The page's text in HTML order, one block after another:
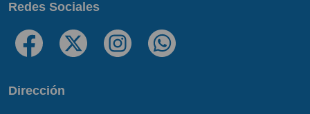
Redes Sociales
Dirección